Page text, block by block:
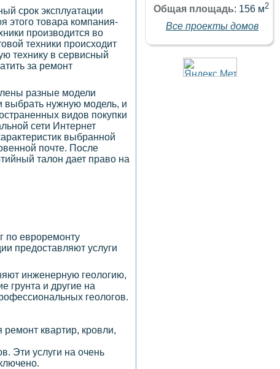
срок эксплуатации
этого товара компания-
производится во
техники происходит
технику в сервисный
за ремонт
разные модели
выбрать нужную модель, и
видов покупки
сети Интернет
выбранной
почте. После
талон дает право на
по евроремонту
предоставляют услуги
инженерную геологию,
грунта и другие на
геологов.
квартир, кровли,
Эти услуги на очень
Общая площадь: 156 м2
Все проекты домов